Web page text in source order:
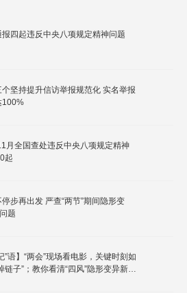
四起违反中央八项规定精神问题
持提升信访举报规范化 实名举报
100%
月全国查处违反中央八项规定精神
起
严查“两节”期间隐形变
题
”语】“两会”现场看电影，关键时刻如
链子”；教你看清“四风”隐形变异新花